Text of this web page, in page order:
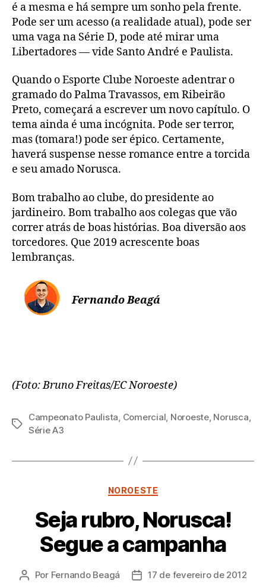
é a mesma e há sempre um sonho pela frente.
Pode ser um acesso (a realidade atual), pode ser
uma vaga na Série D, pode até mirar uma
Libertadores — vide Santo André e Paulista.
Quando o Esporte Clube Noroeste adentrar o
gramado do Palma Travassos, em Ribeirão
Preto, começará a escrever um novo capítulo. O
tema ainda é uma incógnita. Pode ser terror,
mas (tomara!) pode ser épico. Certamente,
haverá suspense nesse romance entre a torcida
e seu amado Norusca.
Bom trabalho ao clube, do presidente ao
jardineiro. Bom trabalho aos colegas que vão
correr atrás de boas histórias. Boa diversão aos
torcedores. Que 2019 acrescente boas
lembranças.
Fernando Beagá
(Foto: Bruno Freitas/EC Noroeste)
Tags
Campeonato Paulista, Comercial, Noroeste, Norusca,
Série A3
Categorias
NOROESTE
Seja rubro, Norusca!
Segue a campanha
Autor
Por Fernando Beagá
Data17 de fevereiro de 2012